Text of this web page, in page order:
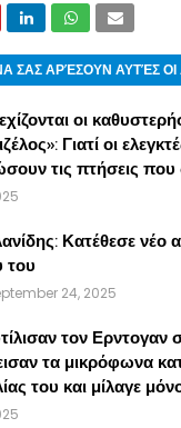
ΣΑΣ ΑΡΈΣΟΥΝ ΑΥΤΈΣ ΟΙ
οι
Γιατί οι
τις πτήσεις που
Κατέθεσε νέο
του
24, 2025
τον Ερντογαν
τα μικρόφωνα
του και μίλαγε